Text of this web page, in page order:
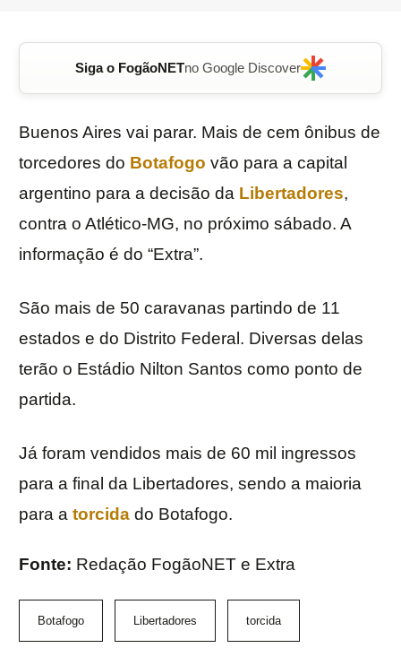
Siga o FogãoNETno Google Discover
Buenos Aires vai parar. Mais de cem ônibus de
torcedores do Botafogo vão para a capital
argentino para a decisão da Libertadores,
contra o Atlético-MG, no próximo sábado. A
informação é do “Extra”.
São mais de 50 caravanas partindo de 11
estados e do Distrito Federal. Diversas delas
terão o Estádio Nilton Santos como ponto de
partida.
Já foram vendidos mais de 60 mil ingressos
para a final da Libertadores, sendo a maioria
para a torcida do Botafogo.
Fonte: Redação FogãoNET e Extra
Botafogo Libertadores torcida